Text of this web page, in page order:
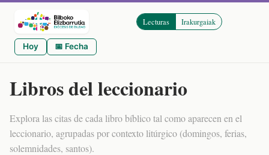
Lecturas Irakurgaiak
Hoy 📅 Fecha
Libros del leccionario
Explora las citas de cada libro bíblico tal como aparecen en el
leccionario, agrupadas por contexto litúrgico (domingos, ferias,
solemnidades, santos).